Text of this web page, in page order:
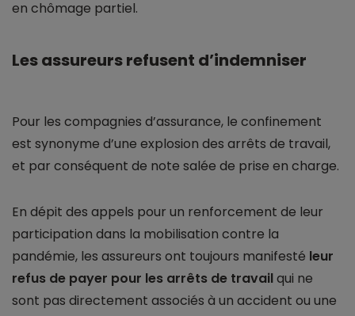
en chômage partiel.
Les assureurs refusent d’indemniser
Pour les compagnies d’assurance, le confinement
est synonyme d’une explosion des arrêts de travail,
et par conséquent de note salée de prise en charge.
En dépit des appels pour un renforcement de leur
participation dans la mobilisation contre la
pandémie, les assureurs ont toujours manifesté leur
refus de payer pour les arrêts de travailqui ne
sont pas directement associés à un accident ou une